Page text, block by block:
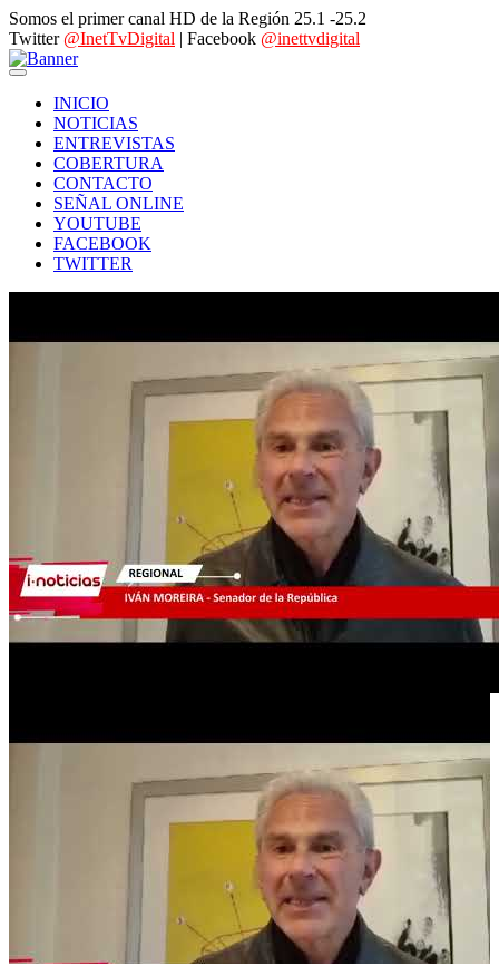
Somos el primer canal HD de la Región 25.1 -25.2
Twitter @InetTvDigital | Facebook @inettvdigital
INICIO
NOTICIAS
ENTREVISTAS
COBERTURA
CONTACTO
SEÑAL ONLINE
YOUTUBE
FACEBOOK
TWITTER